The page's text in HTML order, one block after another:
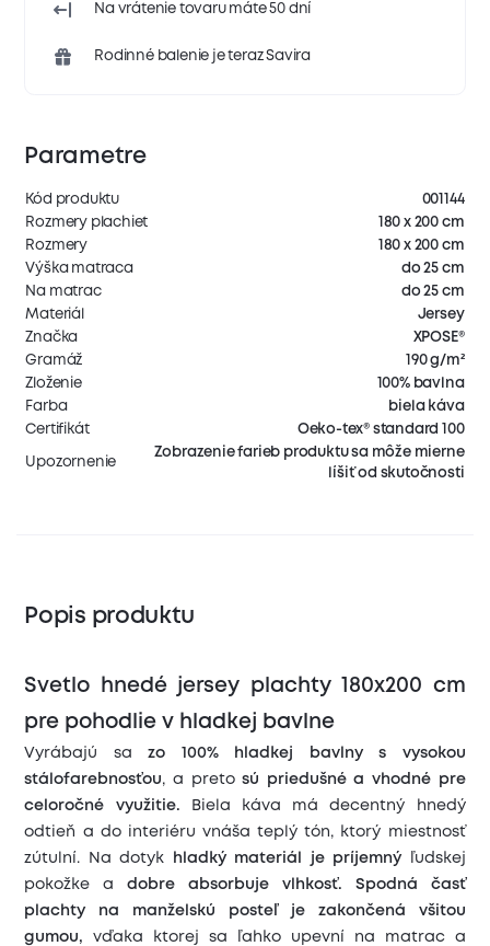
Na vrátenie tovaru máte 50 dní
Rodinné balenie je teraz Savira
Parametre
Kód produktu
001144
Rozmery plachiet
180 x 200 cm
Rozmery
180 x 200 cm
Výška matraca
do 25 cm
Na matrac
do 25 cm
Materiál
Jersey
Značka
XPOSE®
Gramáž
190 g/m²
Zloženie
100% bavlna
Farba
biela káva
Certifikát
Oeko-tex® standard 100
Upozornenie
Zobrazenie farieb produktu sa môže mierne
líšiť od skutočnosti
Popis produktu
Svetlo hnedé jersey plachty 180x200 cm
pre pohodlie v hladkej bavlne
Vyrábajú sazo 100% hladkej bavlny s vysokou
stálofarebnosťou, a pretosú priedušné a vhodné pre
celoročné využitie. Biela káva má decentný hnedý
odtieň a do interiéru vnáša teplý tón, ktorý miestnosť
zútulní. Na dotyk hladký materiál je príjemný ľudskej
pokožke adobre absorbuje vlhkosť.
Spodná časť
plachty na manželskú posteľ je zakončená všitou
gumou,
vďaka ktorej sa ľahko upevní na matrac a